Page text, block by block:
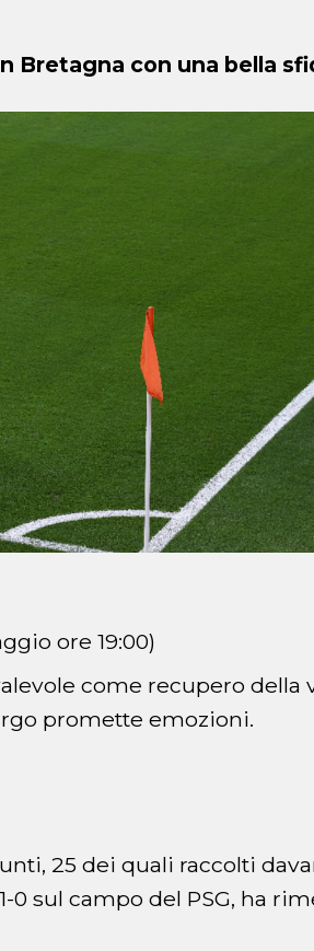
Bretagna con una bella
ore 19:00)
come recupero della
promette emozioni.
25 dei quali raccolti
0 sul campo del PSG, ha